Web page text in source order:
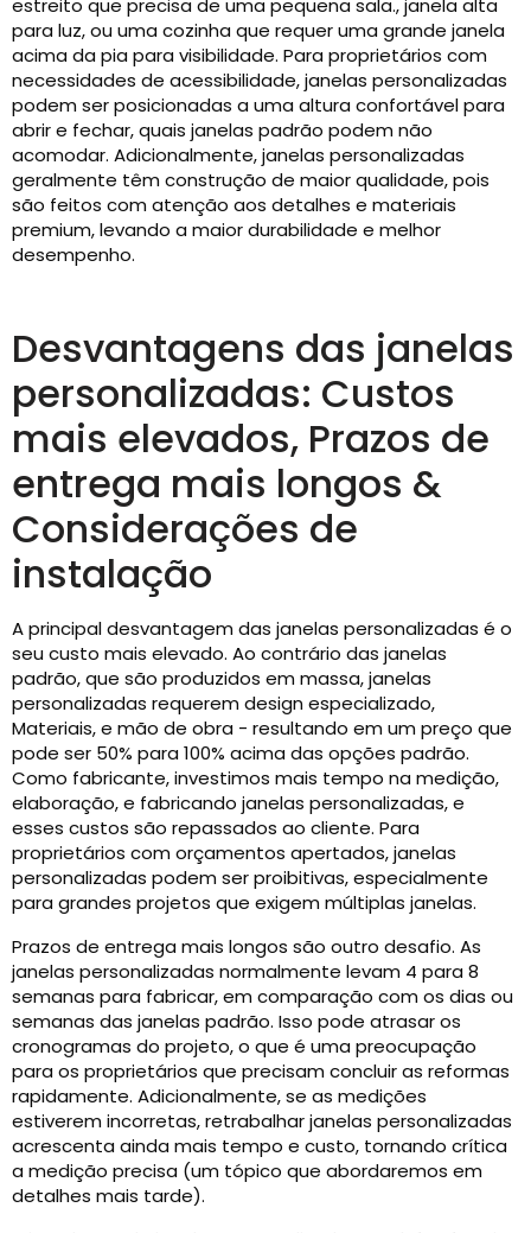
estreito que precisa de uma pequena sala., janela alta
para luz, ou uma cozinha que requer uma grande janela
acima da pia para visibilidade. Para proprietários com
necessidades de acessibilidade, janelas personalizadas
podem ser posicionadas a uma altura confortável para
abrir e fechar, quais janelas padrão podem não
acomodar. Adicionalmente, janelas personalizadas
geralmente têm construção de maior qualidade, pois
são feitos com atenção aos detalhes e materiais
premium, levando a maior durabilidade e melhor
desempenho.
Desvantagens das janelas
personalizadas: Custos
mais elevados, Prazos de
entrega mais longos &
Considerações de
instalação
A principal desvantagem das janelas personalizadas é o
seu custo mais elevado. Ao contrário das janelas
padrão, que são produzidos em massa, janelas
personalizadas requerem design especializado,
Materiais, e mão de obra - resultando em um preço que
pode ser 50% para 100% acima das opções padrão.
Como fabricante, investimos mais tempo na medição,
elaboração, e fabricando janelas personalizadas, e
esses custos são repassados ​​ao cliente. Para
proprietários com orçamentos apertados, janelas
personalizadas podem ser proibitivas, especialmente
para grandes projetos que exigem múltiplas janelas.
Prazos de entrega mais longos são outro desafio. As
janelas personalizadas normalmente levam 4 para 8
semanas para fabricar, em comparação com os dias ou
semanas das janelas padrão. Isso pode atrasar os
cronogramas do projeto, o que é uma preocupação
para os proprietários que precisam concluir as reformas
rapidamente. Adicionalmente, se as medições
estiverem incorretas, retrabalhar janelas personalizadas
acrescenta ainda mais tempo e custo, tornando crítica
a medição precisa (um tópico que abordaremos em
detalhes mais tarde).